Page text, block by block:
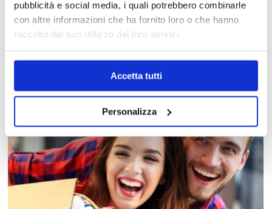
pubblicità e social media, i quali potrebbero combinarle
con altre informazioni che ha fornito loro o che hanno
raccolto dal suo utilizzo dei loro servizi.
Accetta tutti
Personalizza
MAPPA DEL CENTRO